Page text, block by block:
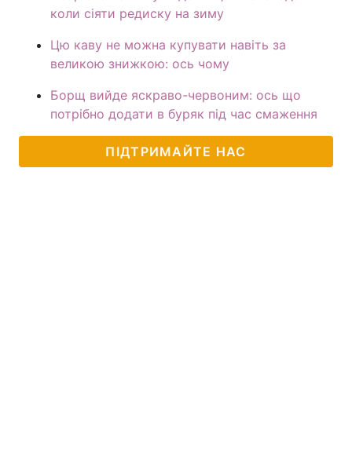
коли сіяти редиску на зиму
Цю каву не можна купувати навіть за
великою знижкою: ось чому
Борщ вийде яскраво-червоним: ось що
потрібно додати в буряк під час смаження
ПІДТРИМАЙТЕ НАС